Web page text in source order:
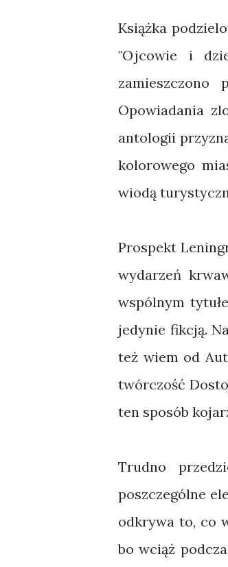
Książka
"Ojcowie i
Opowiadania
antologii
kolorowego
wiodą
Prospekt
wydarzeń
wspólnym
jedynie fikcją.
też wiem od
twórczość
ten sposób
Trudno
poszczególne
odkrywa to, co
bo wciąż